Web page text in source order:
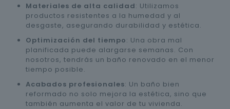
Materiales de alta calidad: Utilizamos
productos resistentes a la humedad y al
desgaste, asegurando durabilidad y estética.
Optimización del tiempo: Una obra mal
planificada puede alargarse semanas. Con
nosotros, tendrás un baño renovado en el menor
tiempo posible.
Acabados profesionales: Un baño bien
reformado no solo mejora la estética, sino que
también aumenta el valor de tu vivienda.